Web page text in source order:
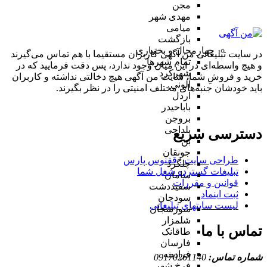
مجن
مهدی شهر
میامی
بازگشت
چهارمحال و بختیاری
تمام شهر‌ها
شهرکرد
آلونی
اردل
باباحیدر
بروجن
بلداجی
بن
جونقان
چلگرد
سامان
سفیددشت
سودجان
سورشجان
شلمزار
طاقانک
فارسان
فرادبنه
در سایت تبلیغاتی من آگهی کاربران مستقیما با هم تماس می‌گیرند
و هیچ واسطه‌ای در این میان وجود ندارد، پس دقت فرمایید که در
خرید و فروشِ شما، سایت من آگهی هیچ دخالتی نداشته و کاربران
باید خودشان جنبه‌های مختلف امنیتی را در نظر بگیرند.
دسترسی سریع
طراحی سایت :‌ ققنوس پارس
تبلیغات گسترده شغل شما
قوانین و مقررات
ثبت اینماد
لیست سایتهای تبلیغاتی
تماس با ما
شماره تماس: 09170261140